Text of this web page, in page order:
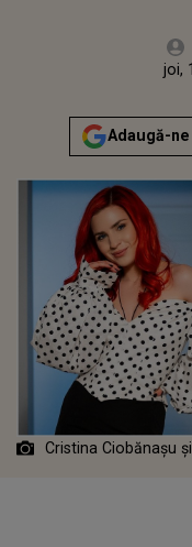
joi, 12 septembrie 2024
joi,
Adaugă-
Cristina Ciobănașu